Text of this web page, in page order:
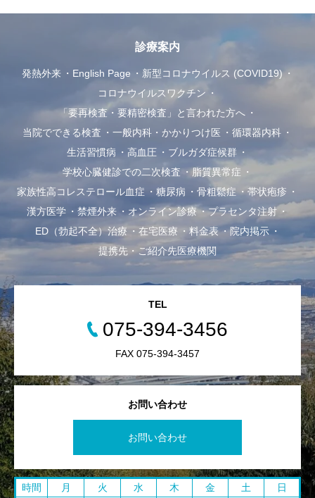
診療案内
発熱外来 English Page
新型コロナウイルス (COVID19)
コロナウイルスワクチン
「要再検査・要精密検査」と言われた方へ
当院でできる検査
一般内科・かかりつけ医
循環器内科
生活習慣病
高血圧
ブルガダ症候群
学校心臓健診での二次検査
脂質異常症
家族性高コレステロール血症
糖尿病 骨粗鬆症
帯状疱疹
漢方医学
禁煙外来 オンライン診療
プラセンタ注射
ED（勃起不全）治療
在宅医療 料金表
院内掲示
提携先・ご紹介先医療機関
お問い合わせ
お問い合わせ
TEL
075-394-3456
FAX 075-394-3457
時間 月 火 水 木 金 土
日